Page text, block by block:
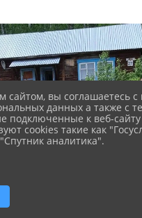
сайтом, вы соглашаетесь с
данных а также с
подключенные к веб-
cookies такие как
аналитика".